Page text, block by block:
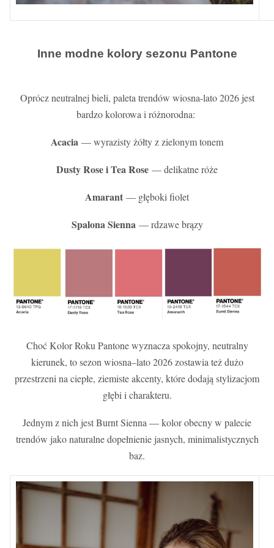
Inne modne kolory sezonu Pantone
Oprócz neutralnej bieli, paleta trendów wiosna-lato 2026 jest
bardzo kolorowa i różnorodna:
Acacia — wyrazisty żółty z zielonym tonem
Dusty Rose i Tea Rose — delikatne róże
Amarant — głęboki fiolet
Spalona Sienna — rdzawe brązy
Choć Kolor Roku Pantone wyznacza spokojny, neutralny
kierunek, to sezon wiosna–lato 2026 zostawia też dużo
przestrzeni na ciepłe, ziemiste akcenty, które dodają stylizacjom
głębi i charakteru.
Jednym z nich jest Burnt Sienna — kolor obecny w palecie
trendów jako naturalne dopełnienie jasnych, minimalistycznych
baz.